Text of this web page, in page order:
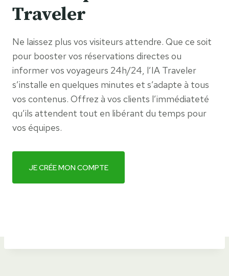
Traveler
Ne laissez plus vos visiteurs attendre. Que ce soit
pour booster vos réservations directes ou
informer vos voyageurs 24h/24, l’IA Traveler
s’installe en quelques minutes et s’adapte à tous
vos contenus. Offrez à vos clients l’immédiateté
qu’ils attendent tout en libérant du temps pour
vos équipes.
JE CRÉE MON COMPTE